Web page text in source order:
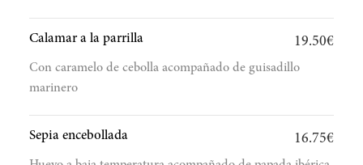
Calamar a la parrilla 19.50€
Con caramelo de cebolla acompañado de guisadillo
marinero
Sepia encebollada 16.75€